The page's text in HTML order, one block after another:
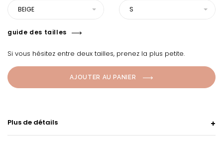
BEIGE S
guide des tailles
Si vous hésitez entre deux tailles, prenez la plus petite.
AJOUTER AU PANIER
Plus de détails